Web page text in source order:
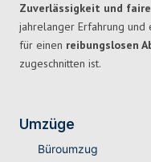
Zuverlässigkeit und
jahrelanger Erfahrung
für einen reibungslosen
zugeschnitten ist.
Umzüge
Büroumzug